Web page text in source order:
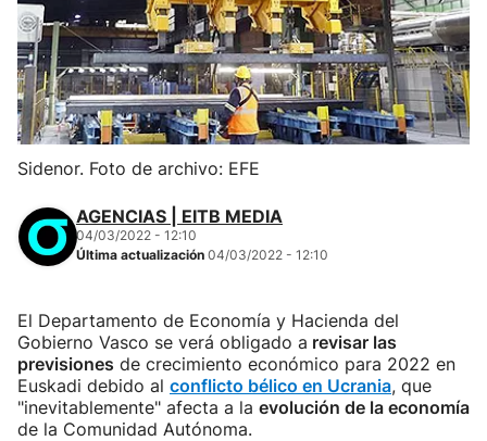
Sidenor. Foto de archivo: EFE
AGENCIAS | EITB MEDIA
04/03/2022 - 12:10
Última actualización 04/03/2022 - 12:10
El Departamento de Economía y Hacienda del
Gobierno Vasco se verá obligado a revisar las
previsiones de crecimiento económico para 2022 en
Euskadi debido al conflicto bélico en Ucrania, que
"inevitablemente" afecta a la evolución de la economía
de la Comunidad Autónoma.